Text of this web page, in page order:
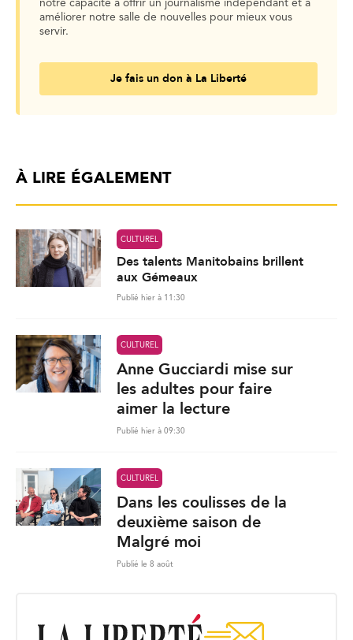
notre capacité à offrir un journalisme indépendant et à
améliorer notre salle de nouvelles pour mieux vous
servir.
Je fais un don à La Liberté
À LIRE ÉGALEMENT
CULTUREL
Des talents Manitobains brillent
aux Gémeaux
Publié hier à 11:30
CULTUREL
Anne Gucciardi mise sur
les adultes pour faire
aimer la lecture
Publié hier à 09:30
CULTUREL
Dans les coulisses de la
deuxième saison de
Malgré moi
Publié le 8 août